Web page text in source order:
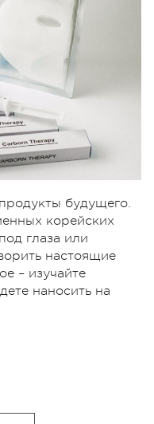
будущего.
корейских
глаза или
настоящие
– изучайте
наносить на